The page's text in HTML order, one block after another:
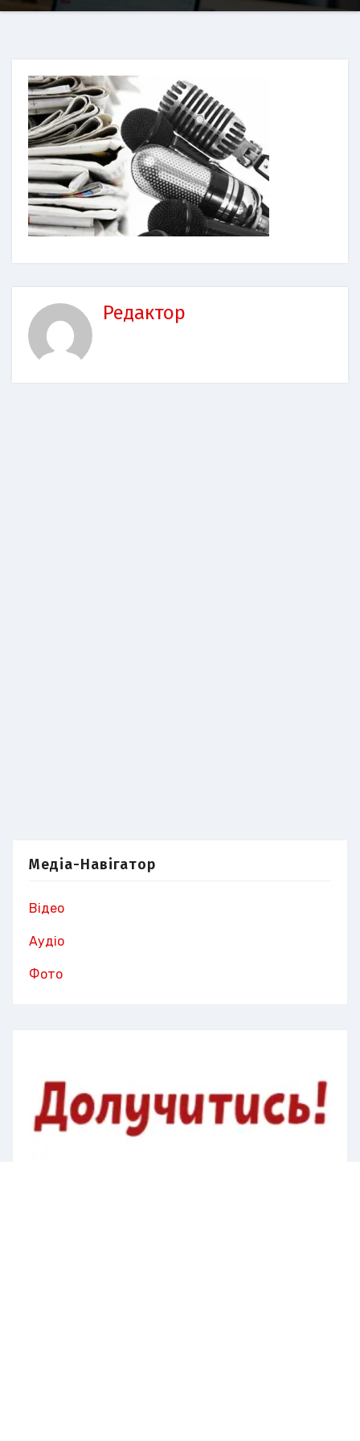
Редактор
Медіа-Навігатор
Відео
Аудіо
Фото